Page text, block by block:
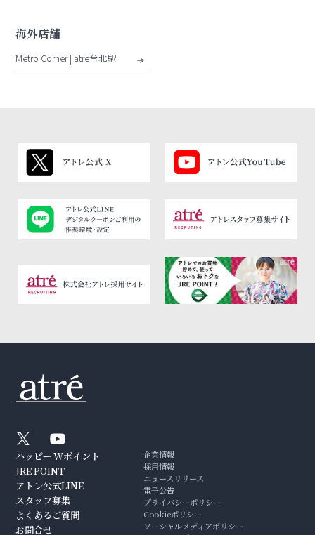
海外店舗
Metro Corner | atre台北駅
ハッピー Wポイント
JRE POINT
アトレ公式LINE
スタッフ募集
よくあるご質問
お問合せ
企業情報
採用情報
ニュースリリース
電子公告
プライバシーポリシー
Cookieポリシー
ソーシャルメディアポリシー